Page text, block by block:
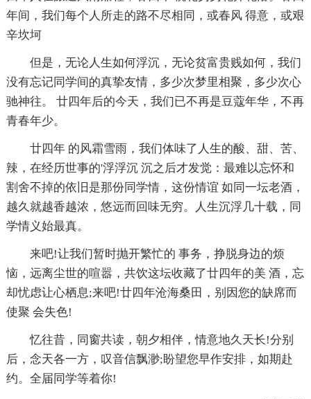
年间，我们每个人所走的路不尽相同，或春风 得意，或艰
辛坎坷
但是，无论人生如何浮沉，无论贫富贵贱如何，我们
没有忘记同学间的真挚友情，多少次梦里相聚，多少次心
驰神往。 廿四年后的今天，我们已不再是豆蔻年华，不再
青春年少。
廿四年 的风霜雪雨，我们体味了人生的酸、甜、苦、
辣，在经历世事的'浮浮沉 沉之后才发觉：最难以忘怀和
割舍不掉的依旧是那份同学情，这份情谊 如同一坛老酒，
越久就越香越浓，悠远而回味无穷。人生沉浮几十载，同
学情义始最真。
来吧!让我们暂时抛开繁忙的 事务，挣脱身边的烦
恼，远离尘世的喧嚣，共饮这坛收藏了廿四年的美 酒，忘
却忧虑让心栖息;来吧!廿四年沧海桑田，别因您的缺席而
使聚 会失色!
忆往昔，同窗共读，朝夕相伴，情意地久天长!分别
后，念天各一方，叹音信飘渺;盼望您早作安排，如期赴
约。全届同学等着你!